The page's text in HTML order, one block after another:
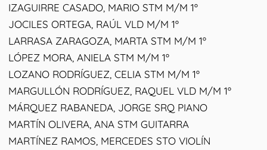
IZAGUIRRE CASADO, MARIO STM M/M 1º
JOCILES ORTEGA, RAÚL VLD M/M 1º
LARRASA ZARAGOZA, MARTA STM M/M 1º
LÓPEZ MORA, ANIELA STM M/M 1º
LOZANO RODRÍGUEZ, CELIA STM M/M 1º
MARGULLÓN RODRÍGUEZ, RAQUEL VLD M/M 1º
MÁRQUEZ RABANEDA, JORGE SRQ PIANO
MARTÍN OLIVERA, ANA STM GUITARRA
MARTÍNEZ RAMOS, MERCEDES STO VIOLÍN